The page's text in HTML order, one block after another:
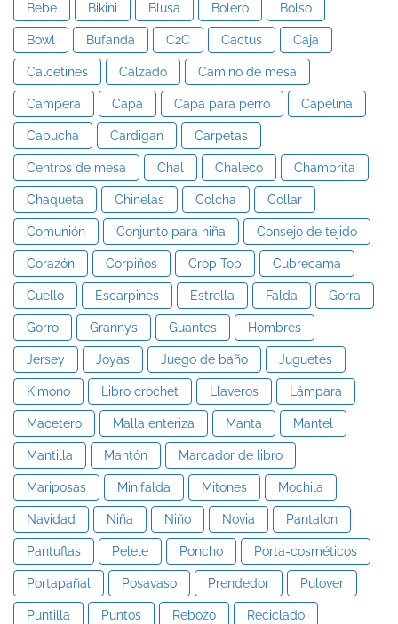
Bebe Bikini Blusa Bolero Bolso
Bowl Bufanda C2C Cactus Caja
Calcetines Calzado Camino de mesa
Campera Capa Capa para perro Capelina
Capucha Cardigan Carpetas
Centros de mesa Chal Chaleco Chambrita
Chaqueta Chinelas Colcha Collar
Comunión Conjunto para niña Consejo de tejido
Corazón Corpiños Crop Top Cubrecama
Cuello Escarpines Estrella Falda Gorra
Gorro Grannys Guantes Hombres
Jersey Joyas Juego de baño Juguetes
Kimono Libro crochet Llaveros Lámpara
Macetero Malla enteriza Manta Mantel
Mantilla Mantón Marcador de libro
Mariposas Minifalda Mitones Mochila
Navidad Niña Niño Novia Pantalon
Pantuflas Pelele Poncho Porta-cosméticos
Portapañal Posavaso Prendedor Pulover
Puntilla Puntos Rebozo Reciclado